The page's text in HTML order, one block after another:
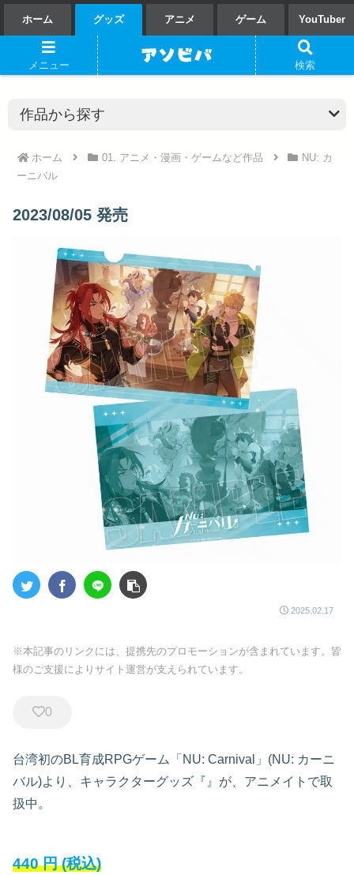
ホーム グッズ アニメ ゲーム YouTuber
ホーム 01. アニメ・漫画・ゲームなど作品
NU: カ
ーニバル
2023/08/05 発売
2025.02.17
※本記事のリンクには、提携先のプロモーションが含まれています。皆
様のご支援によりサイト運営が支えられています。
0
台湾初のBL育成RPGゲーム「NU: Carnival」(NU: カーニ
バル)より、キャラクターグッズ『』が、アニメイトで取
扱中。
440 円 (税込)
メニュー 検索